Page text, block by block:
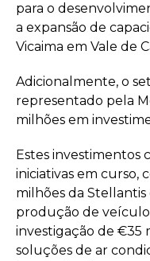
para o
a expansão de
Vicaima em Vale de
Adicionalmente, o
representado pela
milhões em
Estes investimentos
iniciativas em curso,
milhões da
produção de
investigação de €35
soluções de ar